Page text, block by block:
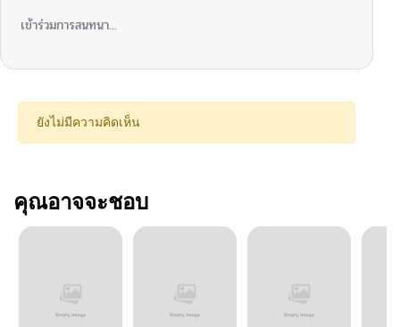
เข้าร่วมการสนทนา...
ยังไม่มีความคิดเห็น
คุณอาจจะชอบ